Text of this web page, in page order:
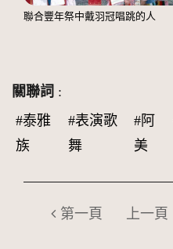
聯合豐年祭中戴羽冠唱跳的人
關聯詞 :
#泰雅
族
#表演歌
舞
#阿
美
第一頁 上一頁